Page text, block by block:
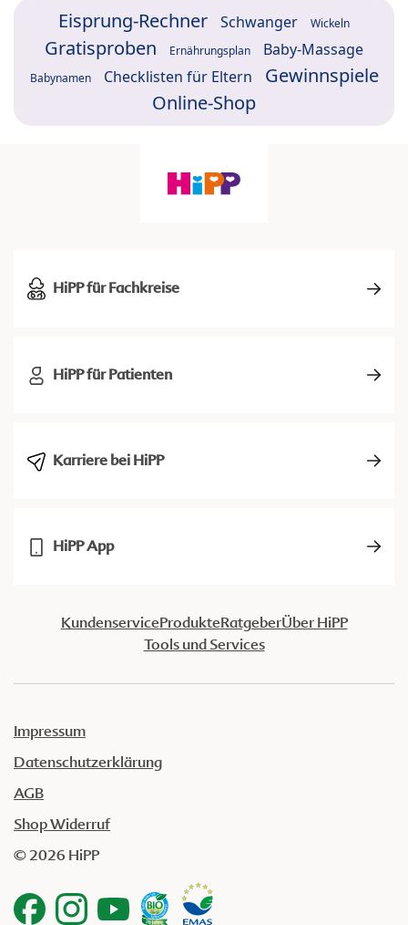
Eisprung-Rechner Schwanger Wickeln
Gratisproben Ernährungsplan Baby-Massage
Babynamen Checklisten für Eltern
Gewinnspiele
Online-Shop
HiPP für Fachkreise
HiPP für Patienten
Karriere bei HiPP
HiPP App
KundenserviceProdukteRatgeberÜber HiPP
Tools und Services
Impressum
Datenschutzerklärung
AGB
Shop Widerruf
© 2026 HiPP